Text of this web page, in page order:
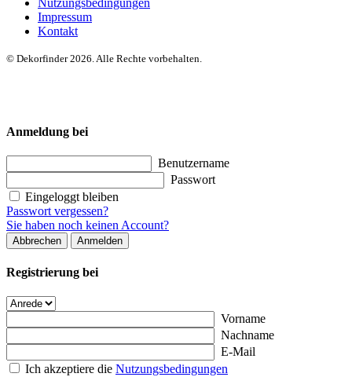
Nutzungsbedingungen
Impressum
Kontakt
© Dekorfinder 2026. Alle Rechte vorbehalten.
Anmeldung bei
Benutzername
Passwort
Eingeloggt bleiben
Passwort vergessen?
Sie haben noch keinen Account?
Abbrechen Anmelden
Registrierung bei
Vorname
Nachname
E-Mail
Ich akzeptiere die Nutzungsbedingungen